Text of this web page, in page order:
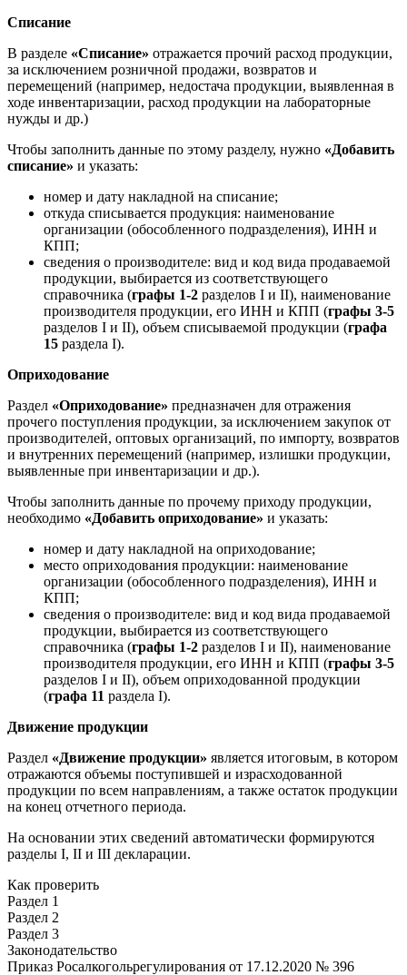
Списание
В разделе «Списание» отражается прочий расход продукции,
за исключением розничной продажи, возвратов и
перемещений (например, недостача продукции, выявленная в
ходе инвентаризации, расход продукции на лабораторные
нужды и др.)
Чтобы заполнить данные по этому разделу, нужно «Добавить
списание» и указать:
номер и дату накладной на списание;
откуда списывается продукция: наименование
организации (обособленного подразделения), ИНН и
КПП;
сведения о производителе: вид и код вида продаваемой
продукции, выбирается из соответствующего
справочника (графы 1-2 разделов I и II), наименование
производителя продукции, его ИНН и КПП (графы 3-5
разделов I и II), объем списываемой продукции (графа
15 раздела I).
Оприходование
Раздел «Оприходование» предназначен для отражения
прочего поступления продукции, за исключением закупок от
производителей, оптовых организаций, по импорту, возвратов
и внутренних перемещений (например, излишки продукции,
выявленные при инвентаризации и др.).
Чтобы заполнить данные по прочему приходу продукции,
необходимо «Добавить оприходование» и указать:
номер и дату накладной на оприходование;
место оприходования продукции: наименование
организации (обособленного подразделения), ИНН и
КПП;
сведения о производителе: вид и код вида продаваемой
продукции, выбирается из соответствующего
справочника (графы 1-2 разделов I и II), наименование
производителя продукции, его ИНН и КПП (графы 3-5
разделов I и II), объем оприходованной продукции
(графа 11 раздела I).
Движение продукции
Раздел «Движение продукции» является итоговым, в котором
отражаются объемы поступившей и израсходованной
продукции по всем направлениям, а также остаток продукции
на конец отчетного периода.
На основании этих сведений автоматически формируются
разделы I, II и III декларации.
Как проверить
Раздел 1
Раздел 2
Раздел 3
Законодательство
Приказ Росалкогольрегулирования от 17.12.2020 № 396